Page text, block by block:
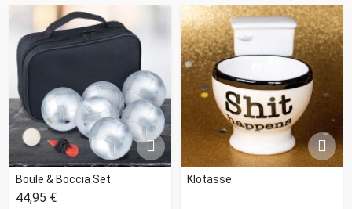
Boule & Boccia Set
44,95 €
Klotasse